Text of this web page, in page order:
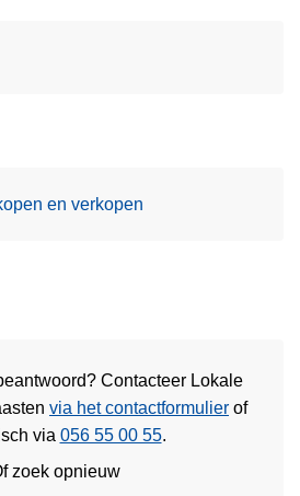
en verkopen
Contacteer Lokale
via het contactformulier of
via 056 55 00 55.
zoek opnieuw